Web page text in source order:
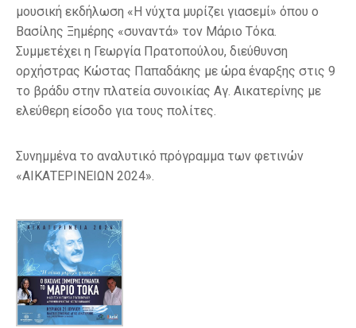
μουσική εκδήλωση «Η νύχτα μυρίζει γιασεμί» όπου ο
Βασίλης Ξημέρης «συναντά» τον Μάριο Τόκα.
Συμμετέχει η Γεωργία Πρατοπούλου, διεύθυνση
ορχήστρας Κώστας Παπαδάκης με ώρα έναρξης στις 9
το βράδυ στην πλατεία συνοικίας Αγ. Αικατερίνης με
ελεύθερη είσοδο για τους πολίτες.
Συνημμένα το αναλυτικό πρόγραμμα των φετινών
«ΑΙΚΑΤΕΡΙΝΕΙΩΝ 2024».